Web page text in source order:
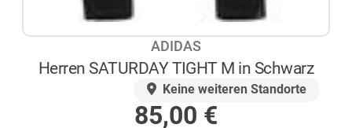
ADIDAS
Herren SATURDAY TIGHT M in Schwarz
Keine weiteren Standorte
85,00 €